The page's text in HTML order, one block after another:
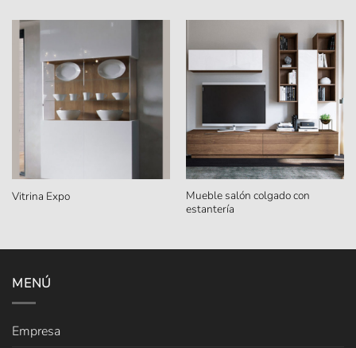
Vitrina Expo
Mueble salón colgado con
estantería
MENÚ
Empresa